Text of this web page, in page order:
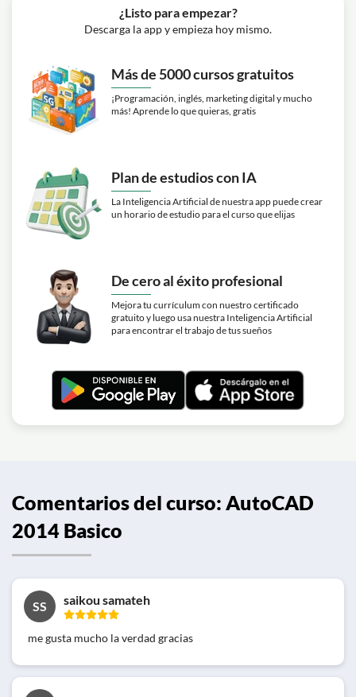
¿Listo para empezar?
Descarga la app y empieza hoy mismo.
Más de 5000 cursos gratuitos
¡Programación, inglés, marketing digital y mucho
más! Aprende lo que quieras, gratis
Plan de estudios con IA
La Inteligencia Artificial de nuestra app puede crear
un horario de estudio para el curso que elijas
De cero al éxito profesional
Mejora tu currículum con nuestro certificado
gratuito y luego usa nuestra Inteligencia Artificial
para encontrar el trabajo de tus sueños
Comentarios del curso: AutoCAD
2014 Basico
SS saikou samateh
me gusta mucho la verdad gracias